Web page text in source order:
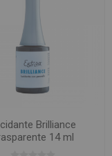
Brilliance
14 ml